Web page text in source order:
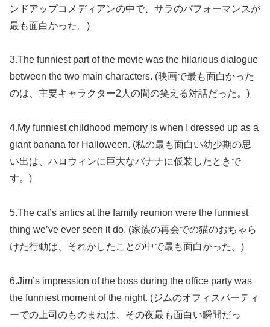
ンドアップコメディアンの中で、サラのパフォーマンスが
最も面白かった。)
3.The funniest part of the movie was the hilarious dialogue
between the two main characters. (映画で最も面白かった
のは、主要キャラクター2人の間の笑える対話だった。)
4.My funniest childhood memory is when I dressed up as a
giant banana for Halloween. (私の最も面白い幼少期の思
い出は、ハロウィンに巨大なバナナに仮装したときで
す。)
5.The cat’s antics at the family reunion were the funniest
thing we’ve ever seen it do. (家族の再会での猫のおちゃら
けた行動は、それがしたことの中で最も面白かった。)
6.Jim’s impression of the boss during the office party was
the funniest moment of the night. (ジムのオフィスパーティ
ーでの上司のものまねは、その夜最も面白い瞬間だっ